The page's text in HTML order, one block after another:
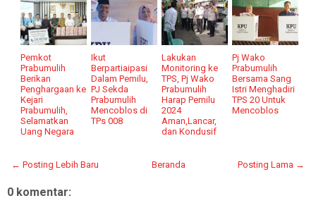
Pemkot
Prabumulih
Berikan
Penghargaan ke
Kejari
Prabumulih,
Selamatkan
Uang Negara
Ikut
Berpartiaipasi
Dalam Pemilu,
PJ Sekda
Prabumulih
Mencoblos di
TPs 008
Lakukan
Monitoring ke
TPS, Pj Wako
Prabumulih
Harap Pemilu
2024
Aman,Lancar,
dan Kondusif
Pj Wako
Prabumulih
Bersama Sang
Istri Menghadiri
TPS 20 Untuk
Mencoblos
← Posting Lebih Baru Posting Lama →
Beranda
0 komentar: